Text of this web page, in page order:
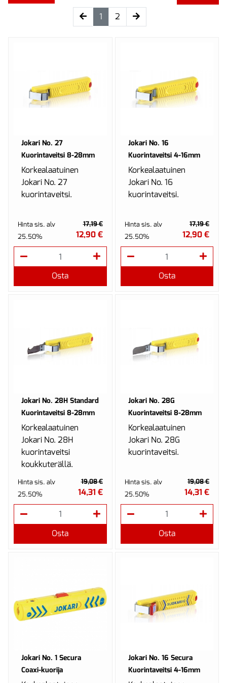
1(current)
2
Jokari No. 27
Kuorintaveitsi 8-28mm
Korkealaatuinen
Jokari No. 27
kuorintaveitsi.
Hinta sis. alv
25.50%
17,19 €
12,90 €
Osta
Jokari No. 16
Kuorintaveitsi 4-16mm
Korkealaatuinen
Jokari No. 16
kuorintaveitsi.
Hinta sis. alv
25.50%
17,19 €
12,90 €
Osta
Jokari No. 28H Standard
Kuorintaveitsi 8-28mm
Korkealaatuinen
Jokari No. 28H
kuorintaveitsi
koukkuterällä.
Hinta sis. alv
25.50%
19,08 €
14,31 €
Osta
Jokari No. 28G
Kuorintaveitsi 8-28mm
Korkealaatuinen
Jokari No. 28G
kuorintaveitsi.
Hinta sis. alv
25.50%
19,08 €
14,31 €
Osta
Jokari No. 1 Secura
Coaxi-kuorija
Jokari No. 16 Secura
Kuorintaveitsi 4-16mm